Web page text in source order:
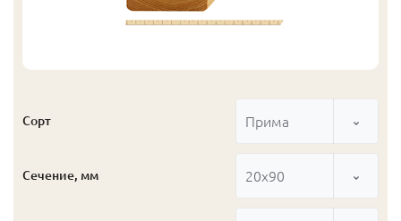
Сорт Прима
Сечение, мм 20x90